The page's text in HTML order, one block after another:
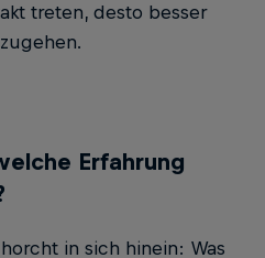
treten, desto besser
Erfahrung
in sich hinein: Was